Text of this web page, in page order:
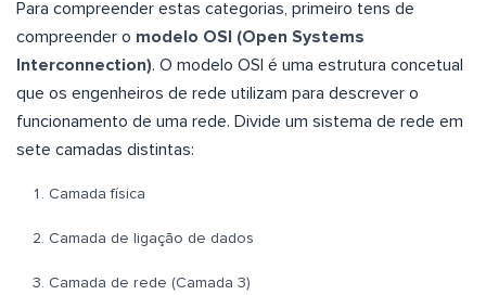
Para compreender estas categorias, primeiro tens de
compreender o modelo OSI (Open Systems
Interconnection). O modelo OSI é uma estrutura concetual
que os engenheiros de rede utilizam para descrever o
funcionamento de uma rede. Divide um sistema de rede em
sete camadas distintas:
Camada física
Camada de ligação de dados
Camada de rede (Camada 3)